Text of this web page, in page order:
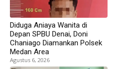
Diduga Aniaya Wanita di
Depan SPBU Denai, Doni
Chaniago Diamankan Polsek
Medan Area
Agustus 6, 2026